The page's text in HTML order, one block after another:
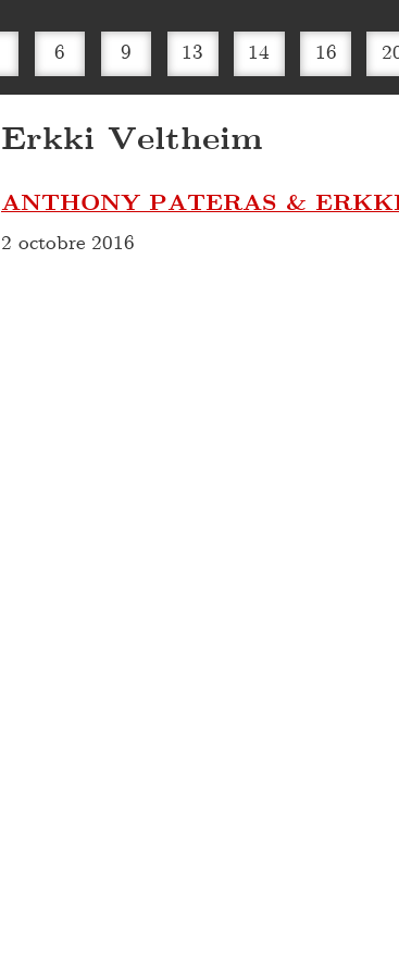
6 9 13 14 16
Erkki Veltheim
ANTHONY PATERAS &
2 octobre 2016